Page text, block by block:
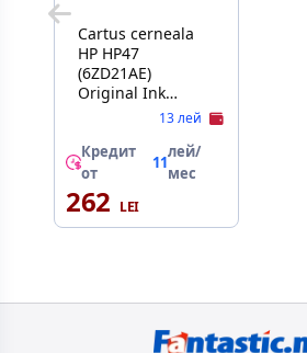
Cartus cerneala
HP HP47
(6ZD21AE)
Original Ink
Cartridge Black
13 лей
Кредит
от
11
лей/
мес
262